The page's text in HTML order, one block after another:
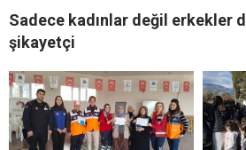
Sadece kadınlar değil erkekler
şikayetçi